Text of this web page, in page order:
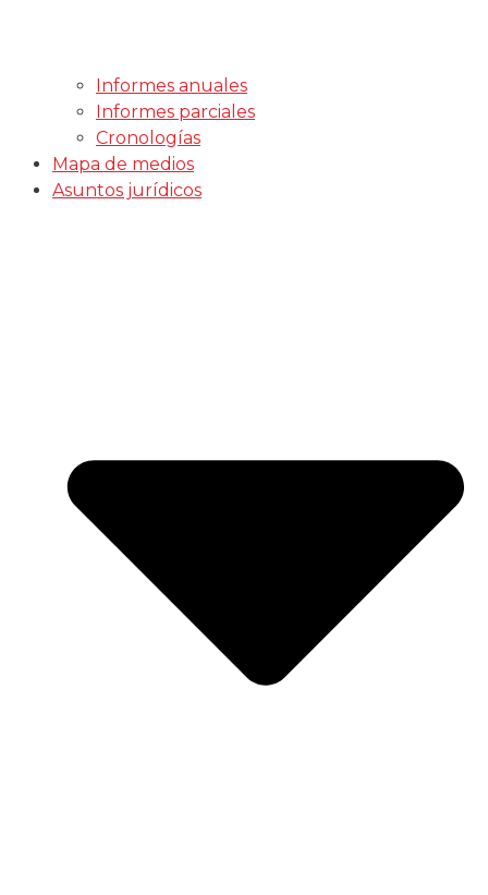
Informes anuales
Informes parciales
Cronologías
Mapa de medios
Asuntos jurídicos